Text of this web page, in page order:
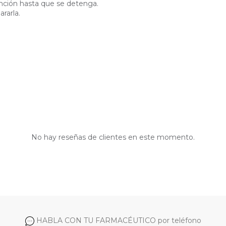
hasta que se detenga.
No hay reseñas de clientes en este momento.
HABLA CON TU FARMACÉUTICO por teléfono